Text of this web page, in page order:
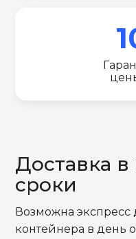
Доставка
сроки
Возможна экспресс
контейнера в день